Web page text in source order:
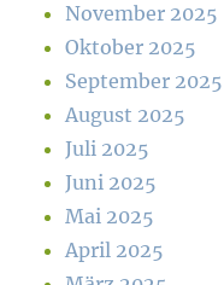
November 2025
Oktober 2025
September 2025
August 2025
Juli 2025
Juni 2025
Mai 2025
April 2025